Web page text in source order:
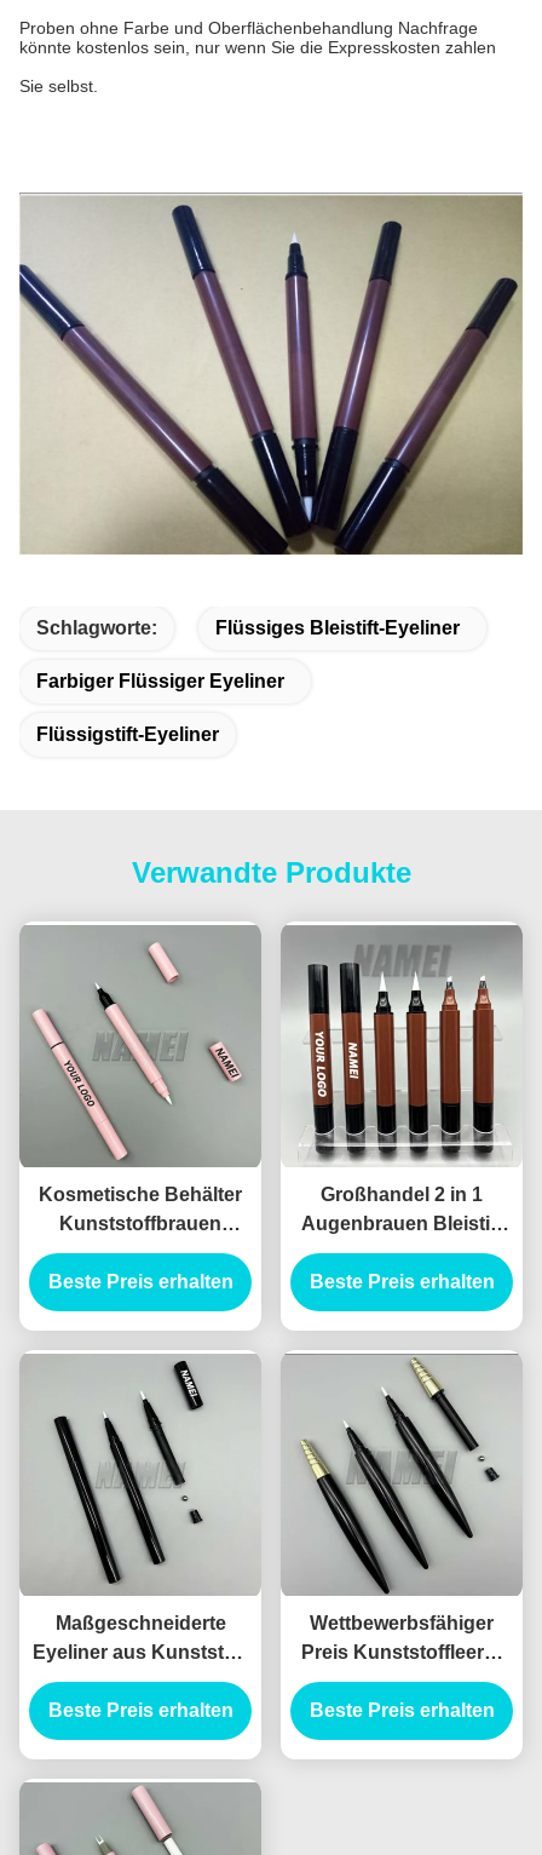
Proben ohne Farbe und Oberflächenbehandlung Nachfrage
könnte kostenlos sein, nur wenn Sie die Expresskosten zahlen
Sie selbst.
Schlagworte: Flüssiges Bleistift-Eyeliner
Farbiger Flüssiger Eyeliner
Flüssigstift-Eyeliner
Verwandte Produkte
Kosmetische Behälter
Kunststoffbrauen
Bleistift Verpackung
Flüssigkeit Eyeliner
Bleistift Behälter
Beste Preis erhalten
Großhandel 2 in 1
Augenbrauen Bleistift
und Eyeliner
Anpassung Druck
Leere Augenbrauen
Tube Behälter
Beste Preis erhalten
Maßgeschneiderte
Eyeliner aus Kunststoff
Verpackung Leere
Eyeliner Flasche
Privatlogo Leere
Beste Preis erhalten
Wettbewerbsfähiger
Preis Kunststoffleerer
für schwarze Augen
Leiter Bleistift Tube
Leerer für Augen
Beste Preis erhalten